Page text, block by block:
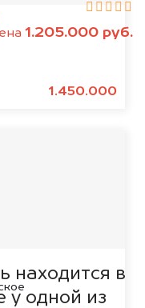
1.450.000
1.205.000 руб.
находится в
у одной из